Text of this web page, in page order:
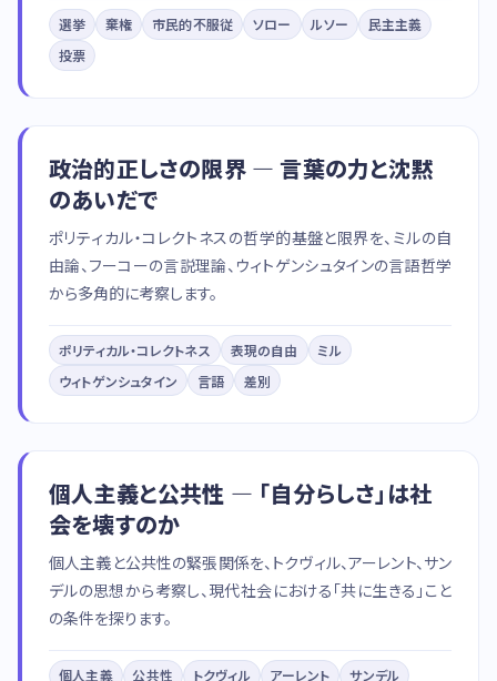
選挙 棄権 市民的不服従 ソロー ルソー
民主主義
投票
政治的正しさの限界 — 言葉の力と沈黙
のあいだで
ポリティカル・コレクトネスの哲学的基盤と限界を、ミルの自
由論、フーコーの言説理論、ウィトゲンシュタインの言語哲学
から多角的に考察します。
ポリティカル・コレクトネス 表現の自由
ミル
ウィトゲンシュタイン
言語 差別
個人主義と公共性 — 「自分らしさ」は社
会を壊すのか
個人主義と公共性の緊張関係を、トクヴィル、アーレント、サン
デルの思想から考察し、現代社会における「共に生きる」こと
の条件を探ります。
個人主義 公共性 トクヴィル アーレント サンデル